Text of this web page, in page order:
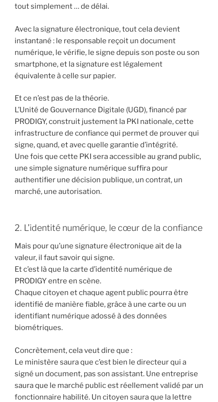
tout simplement … de délai.
Avec la signature électronique, tout cela devient
instantané : le responsable reçoit un document
numérique, le vérifie, le signe depuis son poste ou son
smartphone, et la signature est légalement
équivalente à celle sur papier.
Et ce n’est pas de la théorie.
L’Unité de Gouvernance Digitale (UGD), financé par
PRODIGY, construit justement la PKI nationale, cette
infrastructure de confiance qui permet de prouver qui
signe, quand, et avec quelle garantie d’intégrité.
Une fois que cette PKI sera accessible au grand public,
une simple signature numérique suffira pour
authentifier une décision publique, un contrat, un
marché, une autorisation.
2. L’identité numérique, le cœur de la confiance
Mais pour qu’une signature électronique ait de la
valeur, il faut savoir qui signe.
Et c’est là que la carte d’identité numérique de
PRODIGY entre en scène.
Chaque citoyen et chaque agent public pourra être
identifié de manière fiable, grâce à une carte ou un
identifiant numérique adossé à des données
biométriques.
Concrètement, cela veut dire que :
Le ministère saura que c’est bien le directeur qui a
signé un document, pas son assistant. Une entreprise
saura que le marché public est réellement validé par un
fonctionnaire habilité. Un citoyen saura que la lettre